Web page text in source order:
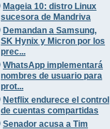
Mageia 10: distro Linux
sucesora de Mandriva
Demandan a Samsung,
SK Hynix y Micron por los
prec...
WhatsApp implementará
nombres de usuario para
prot...
Netflix endurece el control
de cuentas compartidas
Senador acusa a Tim